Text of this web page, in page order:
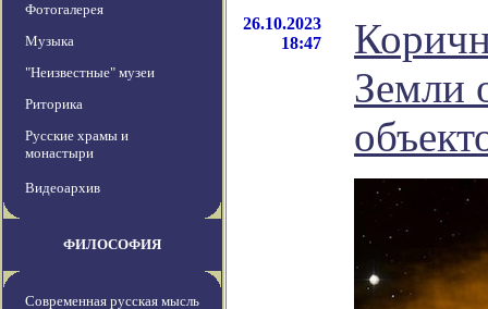
Фотогалерея
Музыка
"Неизвестные" музеи
Риторика
Русские храмы и
монастыри
Видеоархив
ФИЛОСОФИЯ
Современная русская мысль
26.10.2023
18:47
Земли